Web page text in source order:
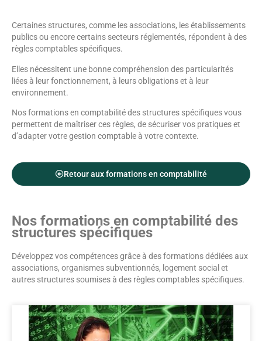
Certaines structures, comme les associations, les établissements
publics ou encore certains secteurs réglementés, répondent à des
règles comptables spécifiques.
Elles nécessitent une bonne compréhension des particularités
liées à leur fonctionnement, à leurs obligations et à leur
environnement.
Nos formations en comptabilité des structures spécifiques vous
permettent de maîtriser ces règles, de sécuriser vos pratiques et
d’adapter votre gestion comptable à votre contexte.
Retour aux formations en comptabilité
Nos formations en comptabilité des
structures spécifiques
Développez vos compétences grâce à des formations dédiées aux
associations, organismes subventionnés, logement social et
autres structures soumises à des règles comptables spécifiques.